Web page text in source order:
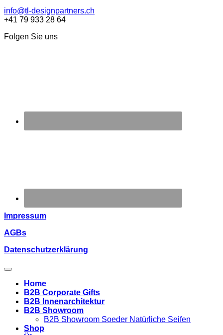
info@tl-designpartners.ch
+41 79 933 28 64
Folgen Sie uns
Impressum
AGBs
Datenschutzerklärung
Home
B2B Corporate Gifts
B2B Innenarchitektur
B2B Showroom
B2B Showroom Soeder Natürliche Seifen
Shop